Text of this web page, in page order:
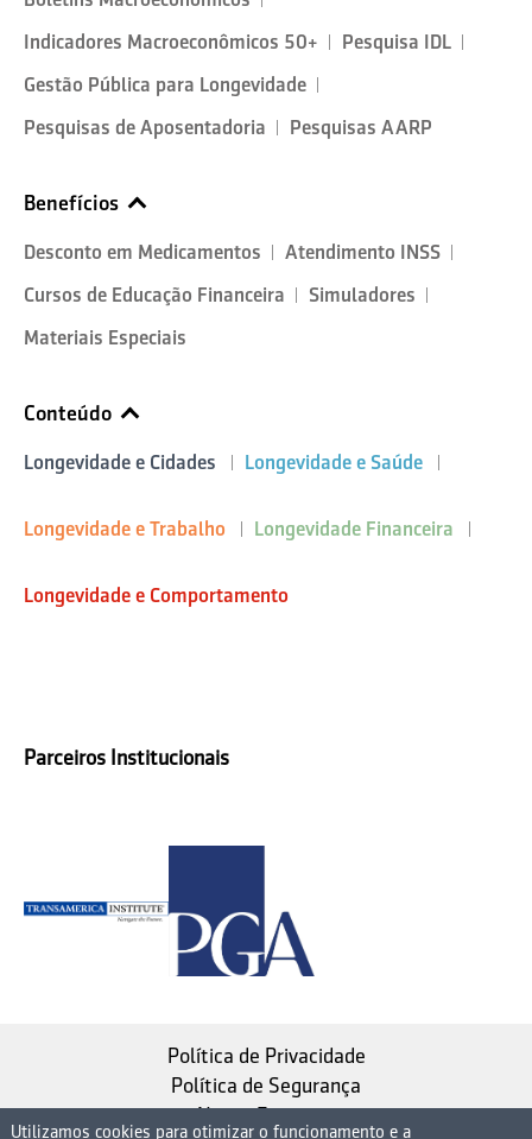
Indicadores Macroeconômicos 50+
Pesquisa IDL
Gestão Pública para Longevidade
Pesquisas de Aposentadoria
Pesquisas AARP
Benefícios
Desconto em Medicamentos
Atendimento INSS
Cursos de Educação Financeira
Simuladores
Materiais Especiais
Conteúdo
Longevidade e Cidades Longevidade e Saúde
Longevidade e Trabalho Longevidade Financeira
Longevidade e Comportamento
Parceiros Institucionais
Política de Privacidade
Política de Segurança
Nosso Estatuto
Utilizamos cookies para otimizar o funcionamento e a